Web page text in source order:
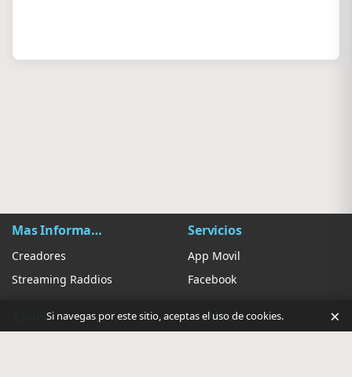
Mas Información
Creadores
Streaming Raddios
Servicios
App Movil
Facebook
Ayuda Ajustes
Si navegas por este sitio, aceptas el uso de cookies. ×